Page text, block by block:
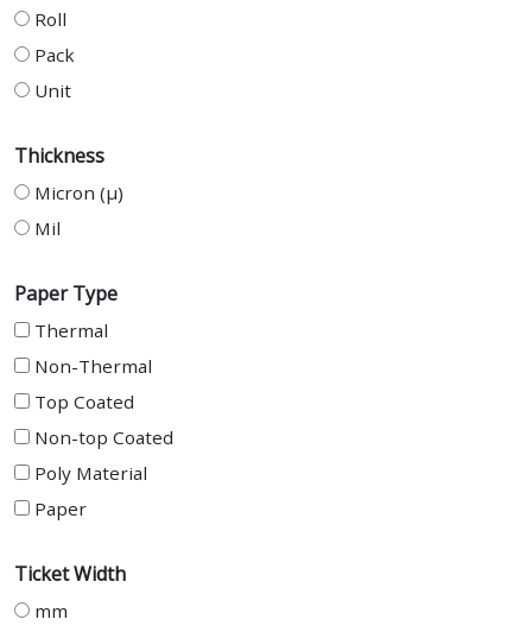
Roll
Pack
Unit
Thickness
Micron (µ)
Mil
Paper Type
Thermal
Non-Thermal
Top Coated
Non-top Coated
Poly Material
Paper
Ticket Width
mm